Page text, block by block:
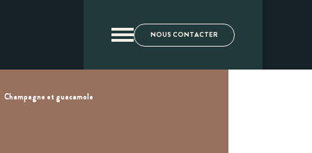
NOUS CONTACTER
.Champagne et guacamole